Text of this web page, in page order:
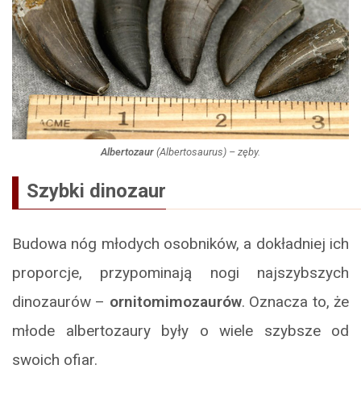
Albertozaur (Albertosaurus) – zęby.
Szybki dinozaur
Budowa nóg młodych osobników, a dokładniej ich
proporcje, przypominają nogi najszybszych
dinozaurów – ornitomimozaurów. Oznacza to, że
młode albertozaury były o wiele szybsze od
swoich ofiar.